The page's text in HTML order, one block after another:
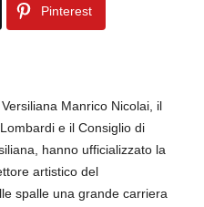
Pinterest
Manrico Nicolai, il
e il Consiglio di
hanno ufficializzato la
artistico del
spalle una grande carriera